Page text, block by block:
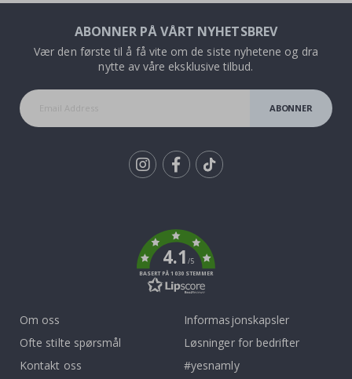
ABONNER PÅ VÅRT NYHETSBREV
Vær den første til å få vite om de siste nyhetene og dra
nytte av våre eksklusive tilbud.
ABONNER
4.1/5
BASERT PÅ 1030 STEMMER
Om oss
Ofte stilte spørsmål
Kontakt oss
Informasjonskapsler
Løsninger for bedrifter
#yesnamly